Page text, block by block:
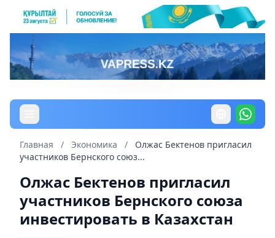
Главная / Экономика /
Олжас Бектенов пригласил
участников Бернского союз...
Олжас Бектенов пригласил
участников Бернского союза
инвестировать в Казахстан